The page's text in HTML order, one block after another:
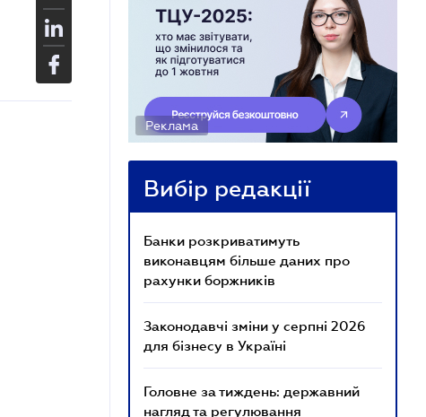
Реклама
Вибір редакції
Банки розкриватимуть
виконавцям більше даних про
рахунки боржників
Законодавчі зміни у серпні 2026
для бізнесу в Україні
Головне за тиждень: державний
нагляд та регулювання